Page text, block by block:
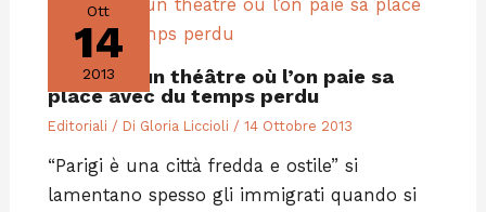
Ott
14
2013
Paris est un théâtre où l’on paie sa
place avec du temps perdu
Editoriali / Di Gloria Liccioli / 14 Ottobre 2013
“Parigi è una città fredda e ostile” si
lamentano spesso gli immigrati quando si